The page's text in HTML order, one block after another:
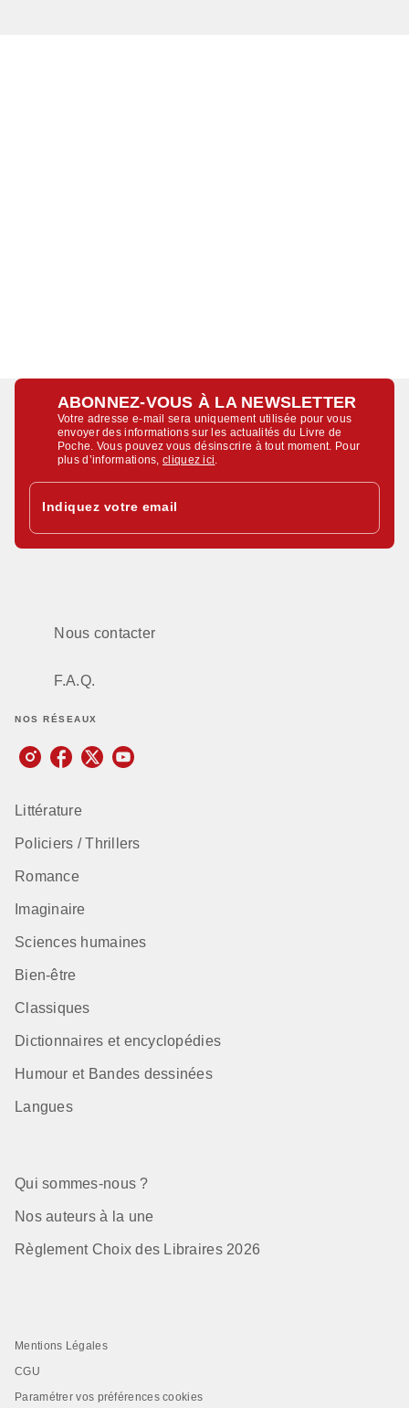
ABONNEZ-VOUS À LA NEWSLETTER
Votre adresse e-mail sera uniquement utilisée pour vous
envoyer des informations sur les actualités du Livre de
Poche. Vous pouvez vous désinscrire à tout moment. Pour
plus d’informations,cliquez ici
Indiquez votre email
Nous contacter
F.A.Q.
NOS RÉSEAUX
Littérature
Policiers / Thrillers
Romance
Imaginaire
Sciences humaines
Bien-être
Classiques
Dictionnaires et encyclopédies
Humour et Bandes dessinées
Langues
Qui sommes-nous ?
Nos auteurs à la une
Règlement Choix des Libraires 2026
Mentions Légales
CGU
Paramétrer vos préférences cookies